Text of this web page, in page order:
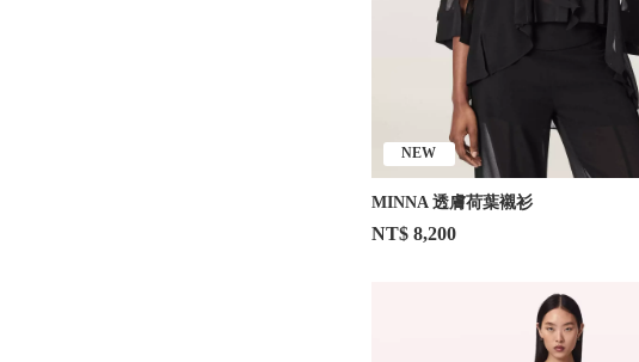
NEW
MINNA 透膚荷葉襯衫
NT$ 8,200